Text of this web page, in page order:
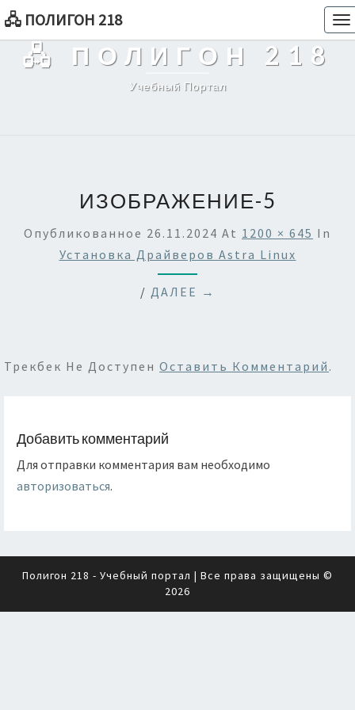
🖧 ПОЛИГОН 218
🖧 ПОЛИГОН 218
Учебный Портал
ИЗОБРАЖЕНИЕ-5
Опубликованное 26.11.2024 At 1200 × 645 In
Установка Драйверов Astra Linux
/ ДАЛЕЕ →
Трекбек Не Доступен Оставить Комментарий .
Добавить комментарий
Для отправки комментария вам необходимо
авторизоваться.
Полигон 218 - Учебный портал | Все права защищены ©
2026